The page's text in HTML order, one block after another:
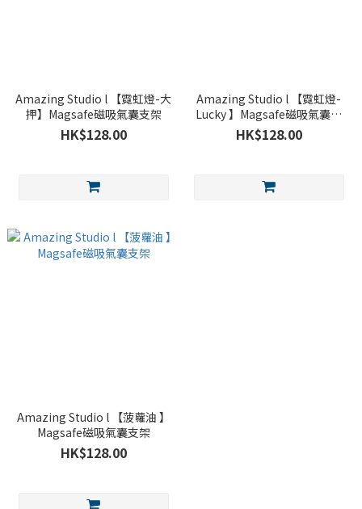
Amazing Studio l 【霓虹燈-大
押】Magsafe磁吸氣囊支架
HK$128.00
Amazing Studio l 【霓虹燈-
Lucky 】Magsafe磁吸氣囊支
架
HK$128.00
Amazing Studio l 【菠蘿油 】
Magsafe磁吸氣囊支架
HK$128.00